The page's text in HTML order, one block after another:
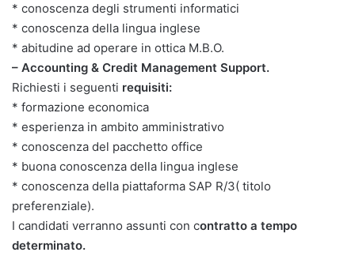
* conoscenza degli strumenti informatici
* conoscenza della lingua inglese
* abitudine ad operare in ottica M.B.O.
– Accounting & Credit Management Support.
Richiesti i seguenti requisiti:
* formazione economica
* esperienza in ambito amministrativo
* conoscenza del pacchetto office
* buona conoscenza della lingua inglese
* conoscenza della piattaforma SAP R/3( titolo
preferenziale).
I candidati verranno assunti con contratto a tempo
determinato.